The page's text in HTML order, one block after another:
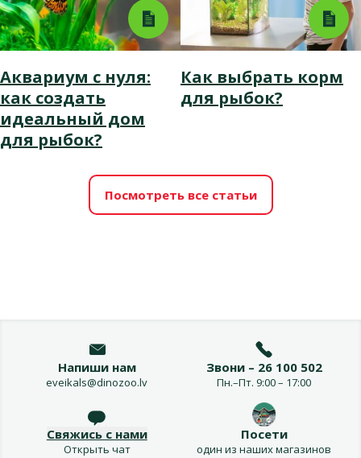
Аквариум с нуля:
как создать
идеальный дом
для рыбок?
Как выбрать корм
для рыбок?
Посмотреть все статьи
Напиши нам
eveikals@dinozoo.lv
Звони – 26 100 502
Пн.–Пт. 9:00 – 17:00
Свяжись с нами
Открыть чат
Посети
один из наших магазинов